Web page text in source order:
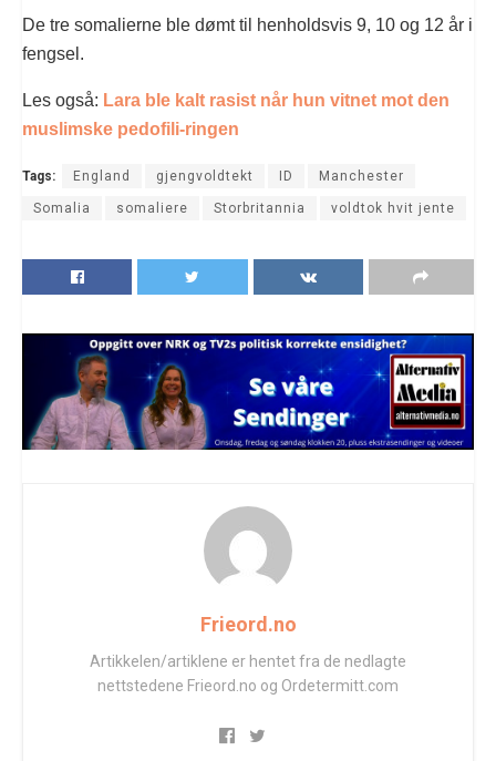
De tre somalierne ble dømt til henholdsvis 9, 10 og 12 år i
fengsel.
Les også: Lara ble kalt rasist når hun vitnet mot den
muslimske pedofili-ringen
Tags: England gjengvoldtekt ID Manchester
Somalia somaliere Storbritannia voldtok hvit jente
Frieord.no
Artikkelen/artiklene er hentet fra de nedlagte
nettstedene Frieord.no og Ordetermitt.com